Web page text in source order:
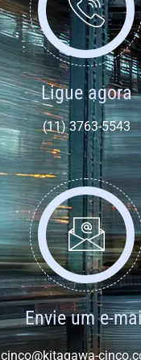
Ligue agora
(11) 3763-5543
Envie um e-
cinco@kitagawa-